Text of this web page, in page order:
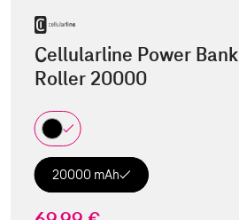
Cellularline Power Bank
Roller 20000
20000 mAh